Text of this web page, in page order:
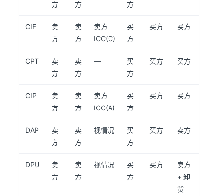
方
方
方
CIF
卖
方
卖
方
卖方
ICC(C)
买
方
买方 买方
CPT
卖
方
卖
方
—
买
方
买方 买方
CIP
卖
方
卖
方
卖方
ICC(A)
买
方
买方 买方
DAP
卖
方
卖
方
视情况
买
方
买方 卖方
DPU
卖
方
卖
方
视情况
买
方
买方
卖方
+ 卸
货